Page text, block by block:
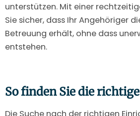
unterstützen. Mit einer
Sie sicher, dass Ihr Angehöriger
Betreuung erhält, ohne dass
entstehen.
So finden Sie die